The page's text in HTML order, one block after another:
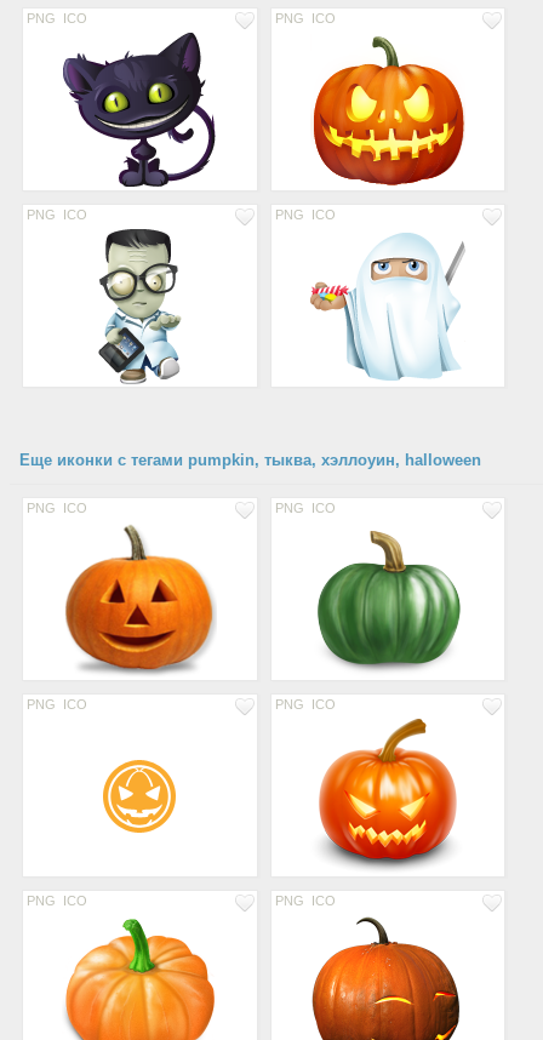
PNG ICO PNG ICO
PNG ICO PNG ICO
Еще иконки с тегами pumpkin, тыква, хэллоуин, halloween
PNG ICO PNG ICO
PNG ICO PNG ICO
PNG ICO PNG ICO